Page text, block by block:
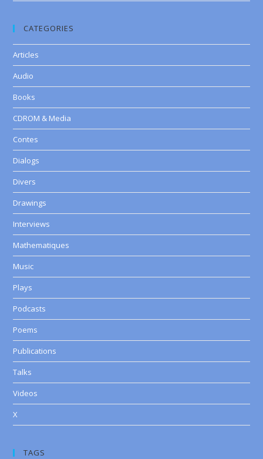
CATEGORIES
Articles
Audio
Books
CDROM & Media
Contes
Dialogs
Divers
Drawings
Interviews
Mathematiques
Music
Plays
Podcasts
Poems
Publications
Talks
Videos
X
TAGS